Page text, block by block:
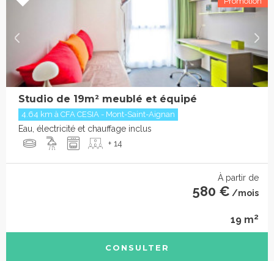
Studio de 19m² meublé et équipé
4.64 km à CFA CESIA - Mont-Saint-Aignan
Eau, électricité et chauffage inclus
+ 14
À partir de
580 € /mois
19 m2
CONSULTER